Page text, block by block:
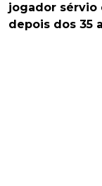
jogador sérvio
depois dos 35